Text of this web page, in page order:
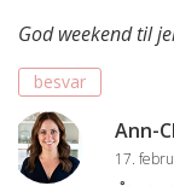
God weekend til
besvar
Ann-
17.